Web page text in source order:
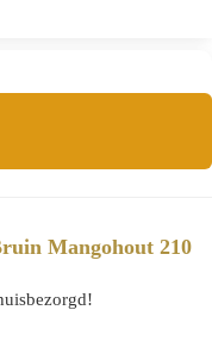
Mangohout 210